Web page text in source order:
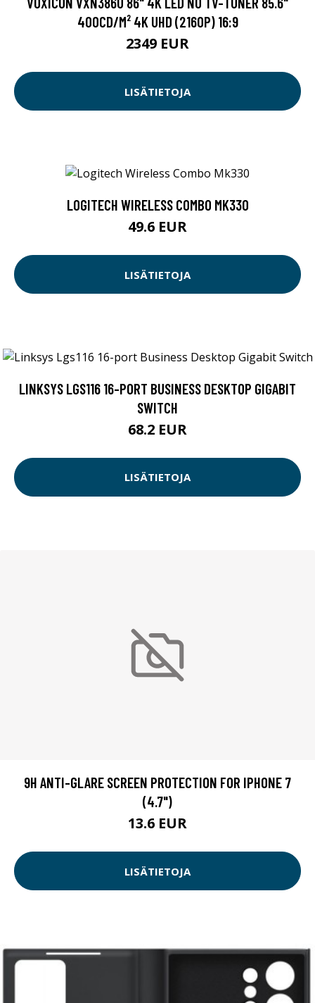
400CD/M² 4K UHD (2160P) 16:9
2349 EUR
LISÄTIETOJA
LOGITECH WIRELESS COMBO MK330
49.6 EUR
LISÄTIETOJA
LINKSYS LGS116 16-PORT BUSINESS DESKTOP GIGABIT
SWITCH
68.2 EUR
LISÄTIETOJA
9H ANTI-GLARE SCREEN PROTECTION FOR IPHONE 7
(4.7")
13.6 EUR
LISÄTIETOJA